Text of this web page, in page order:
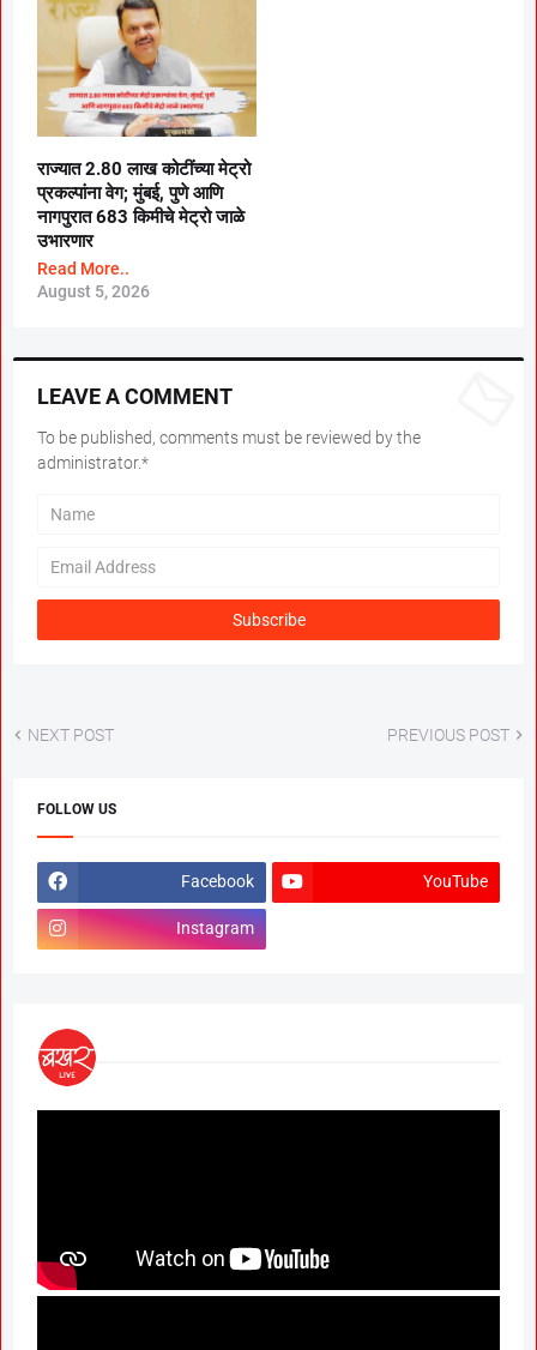
राज्यात 2.80 लाख कोटींच्या मेट्रो
प्रकल्पांना वेग; मुंबई, पुणे आणि
नागपुरात 683 किमीचे मेट्रो जाळे
उभारणार
Read More..
August 5, 2026
LEAVE A COMMENT
To be published, comments must be reviewed by the
administrator.*
NEXT POST PREVIOUS POST
FOLLOW US
Facebook YouTube
Instagram